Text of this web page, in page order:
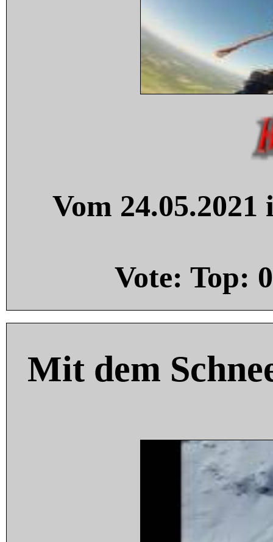
Vom
Vote: Top: 0
Mit dem